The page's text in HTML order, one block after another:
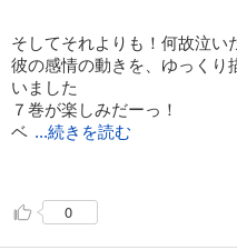
そしてそれよりも！何故泣い
彼の感情の動きを、ゆっくり
いました
７巻が楽しみだーっ！
ベ ...続きを読む
て好きです＼(^O^)／
この漫画に出てくる本をいつ
0